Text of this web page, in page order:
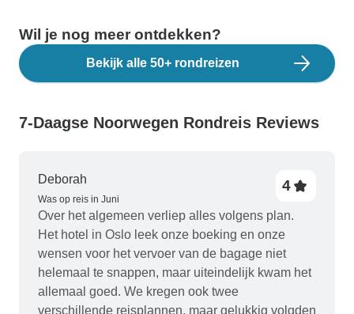
Wil je nog meer ontdekken?
Bekijk alle 50+ rondreizen
7-Daagse Noorwegen Rondreis Reviews
Deborah
Was op reis in Juni
4
Over het algemeen verliep alles volgens plan.
Het hotel in Oslo leek onze boeking en onze
wensen voor het vervoer van de bagage niet
helemaal te snappen, maar uiteindelijk kwam het
allemaal goed. We kregen ook twee
verschillende reisplannen, maar gelukkig volgden